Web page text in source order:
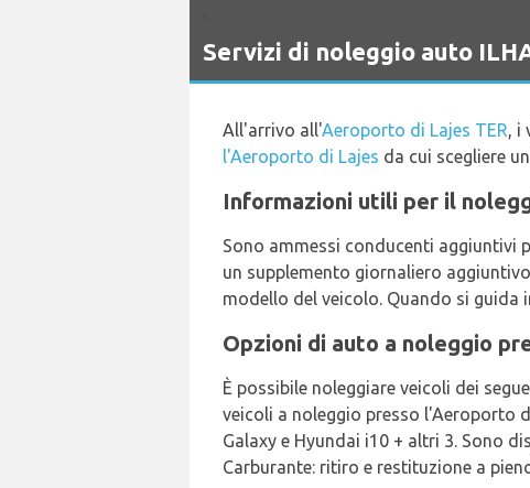
Servizi di noleggio auto
All'arrivo all'Aeroporto di Lajes TER, i
l'Aeroporto di Lajes da cui scegliere
Informazioni utili per il
Sono ammessi conducenti aggiuntivi
un supplemento giornaliero
modello del veicolo. Quando si
Opzioni di auto a noleggio
È possibile noleggiare veicoli dei
veicoli a noleggio presso l'Aeroporto
Galaxy e Hyundai i10 + altri 3. Sono
Carburante: ritiro e restituzione a